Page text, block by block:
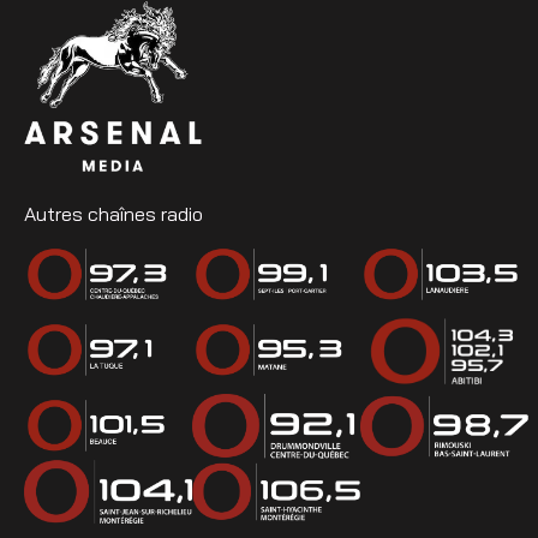
Autres chaînes radio